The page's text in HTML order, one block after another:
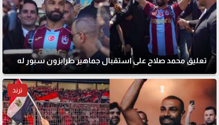
تعليق محمد صلاح على استقبال جماهير طرابزون سبور له
ترند